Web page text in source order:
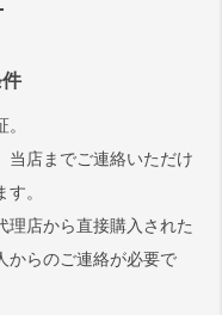
当店までご連絡いただけ
。
理店から直接購入された
からのご連絡が必要で